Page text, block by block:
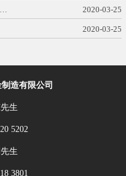
… 2020-03-25
2020-03-25
造有限公司
生
5202
生
3801